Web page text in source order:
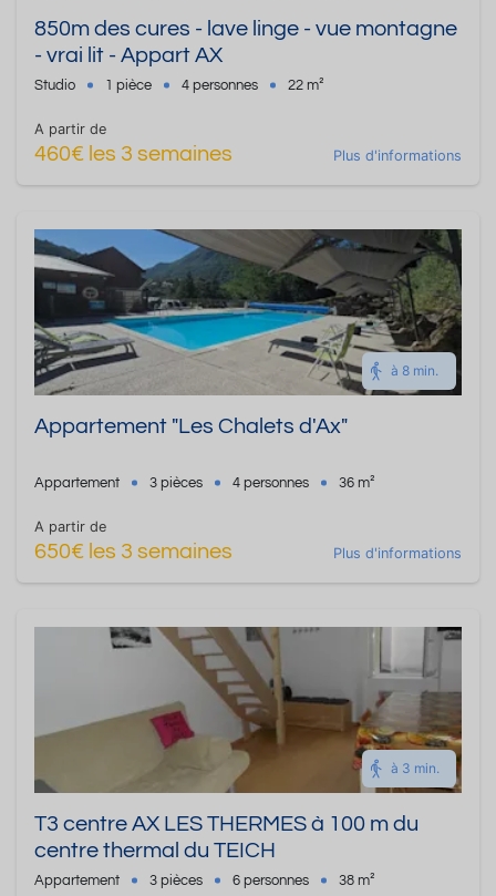
850m des cures - lave linge - vue montagne
- vrai lit - Appart AX
Studio 1 pièce 4 personnes 22 m²
A partir de
460€ les 3 semaines Plus d'informations
à 8 min.
Appartement "Les Chalets d'Ax"
Appartement 3 pièces 4 personnes 36 m²
A partir de
650€ les 3 semaines Plus d'informations
à 3 min.
T3 centre AX LES THERMES à 100 m du
centre thermal du TEICH
Appartement 3 pièces 6 personnes 38 m²